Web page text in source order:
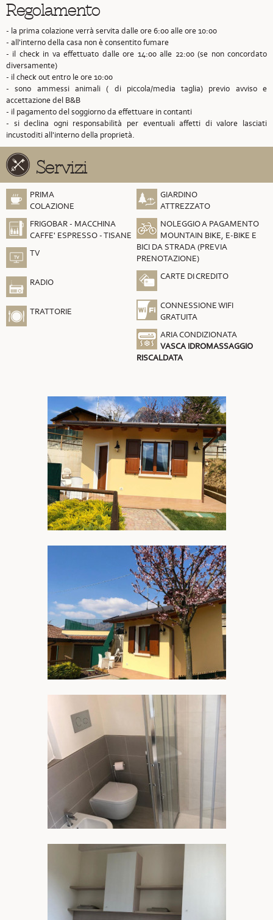
Regolamento
- la prima colazione verrà servita dalle ore 6:00 alle ore 10:00
- all'interno della casa non è consentito fumare
- il check in va effettuato dalle ore 14:00 alle 22:00 (se non concordato
diversamente)
- il check out entro le ore 10:00
- sono ammessi animali ( di piccola/media taglia) previo avviso e
accettazione del B&B
- il pagamento del soggiorno da effettuare in contanti
- si declina ogni responsabilità per eventuali affetti di valore lasciati
incustoditi all'interno della proprietà.
Servizi
PRIMA
COLAZIONE
FRIGOBAR - MACCHINA
CAFFE' ESPRESSO - TISANE
TV
RADIO
TRATTORIE
GIARDINO
ATTREZZATO
NOLEGGIO A PAGAMENTO
MOUNTAIN BIKE, E-BIKE E
BICI DA STRADA (PREVIA
PRENOTAZIONE)
CARTE DI CREDITO
CONNESSIONE WIFI
GRATUITA
ARIA CONDIZIONATA
VASCA IDROMASSAGGIO
RISCALDATA